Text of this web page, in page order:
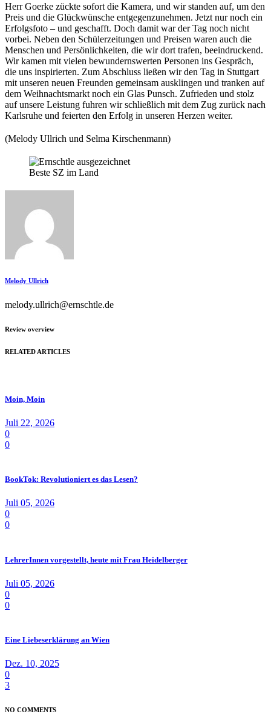
Herr Goerke zückte sofort die Kamera, und wir standen auf, um den
Preis und die Glückwünsche entgegenzunehmen. Jetzt nur noch ein
Erfolgsfoto – und geschafft. Doch damit war der Tag noch nicht
vorbei. Neben den Schülerzeitungen und Preisen waren auch die
Menschen und Persönlichkeiten, die wir dort trafen, beeindruckend.
Wir kamen mit vielen bewundernswerten Personen ins Gespräch,
die uns inspirierten. Zum Abschluss ließen wir den Tag in Stuttgart
mit unseren neuen Freunden gemeinsam ausklingen und tranken auf
dem Weihnachtsmarkt noch ein Glas Punsch. Zufrieden und stolz
auf unsere Leistung fuhren wir schließlich mit dem Zug zurück nach
Karlsruhe und feierten den Erfolg in unseren Herzen weiter.
(Melody Ullrich und Selma Kirschenmann)
Beste SZ im Land
Melody Ullrich
melody.ullrich@ernschtle.de
Review overview
RELATED ARTICLES
Moin, Moin
Juli 22, 2026
0
0
BookTok: Revolutioniert es das Lesen?
Juli 05, 2026
0
0
LehrerInnen vorgestellt, heute mit Frau Heidelberger
Juli 05, 2026
0
0
Eine Liebeserklärung an Wien
Dez. 10, 2025
0
3
NO COMMENTS